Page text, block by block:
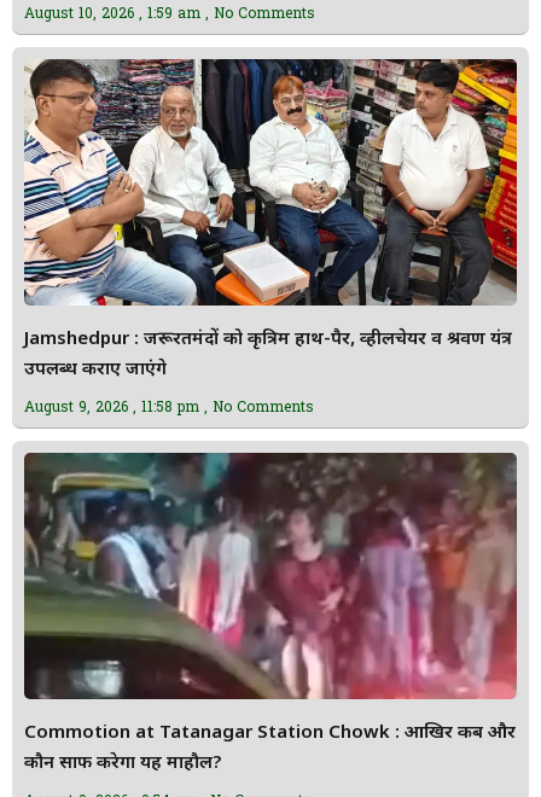
August 10, 2026 1:59 am No Comments
Jamshedpur : जरूरतमंदों को कृत्रिम हाथ-पैर, व्हीलचेयर व श्रवण यंत्र
उपलब्ध कराए जाएंगे
August 9, 2026 11:58 pm No Comments
Commotion at Tatanagar Station Chowk : आखिर कब और
कौन साफ करेगा यह माहौल?